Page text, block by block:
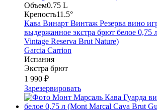
Объем0.75 L
Крепость11.5°
Кава Винарт Винтаж Резерва вино
выдержанное экстра брют белое 0,75
Vintage Reserva Brut Nature)
Garcia Carrion
Испания
Экстра брют
1 990 ₽
Зарезервировать